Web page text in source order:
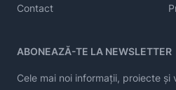
Contact
ABONEAZĂ-TE LA NEWSLETTER
Cele mai noi informații, proiecte